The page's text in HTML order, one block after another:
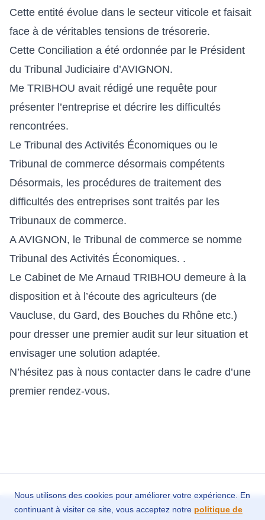
Nous utilisons des cookies pour améliorer votre expérience. En
continuant à visiter ce site, vous acceptez notre politique de
Cette entité évolue dans le secteur viticole et faisait
face à de véritables tensions de trésorerie.
Cette Conciliation a été ordonnée par le Président
du Tribunal Judiciaire d’AVIGNON.
Me TRIBHOU avait rédigé une requête pour
présenter l’entreprise et décrire les difficultés
rencontrées.
Le Tribunal des Activités Économiques ou le
Tribunal de commerce désormais compétents
Désormais, les procédures de traitement des
difficultés des entreprises sont traités par les
Tribunaux de commerce.
A AVIGNON, le Tribunal de commerce se nomme
Tribunal des Activités Économiques. .
Le Cabinet de Me Arnaud TRIBHOU demeure à la
disposition et à l’écoute des agriculteurs (de
Vaucluse, du Gard, des Bouches du Rhône etc.)
pour dresser une premier audit sur leur situation et
envisager une solution adaptée.
N’hésitez pas à nous contacter dans le cadre d’une
premier rendez-vous.